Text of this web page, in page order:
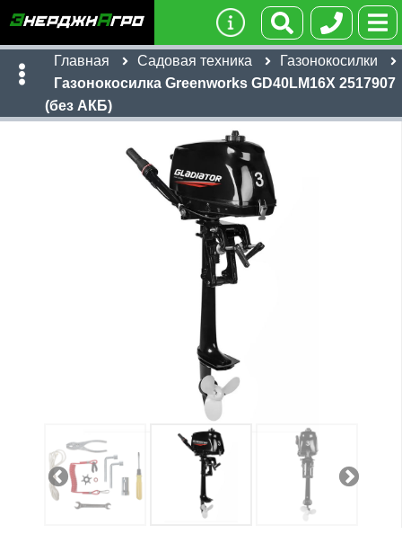
Главная Садовая техника
Газонокосилки
Газонокосилка Greenworks GD40LM16X 2517907
(без АКБ)
Я даю согласие на обработку персональных данных
Заказать
24,190
обработку персональных данных
Отправить